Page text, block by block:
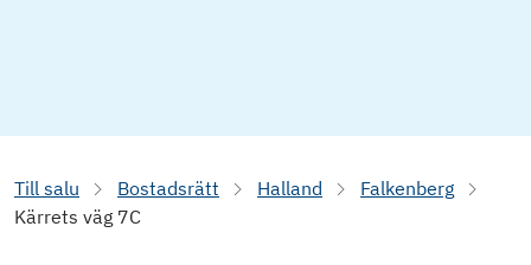
Till salu Bostadsrätt Halland
Falkenberg
Kärrets väg 7C